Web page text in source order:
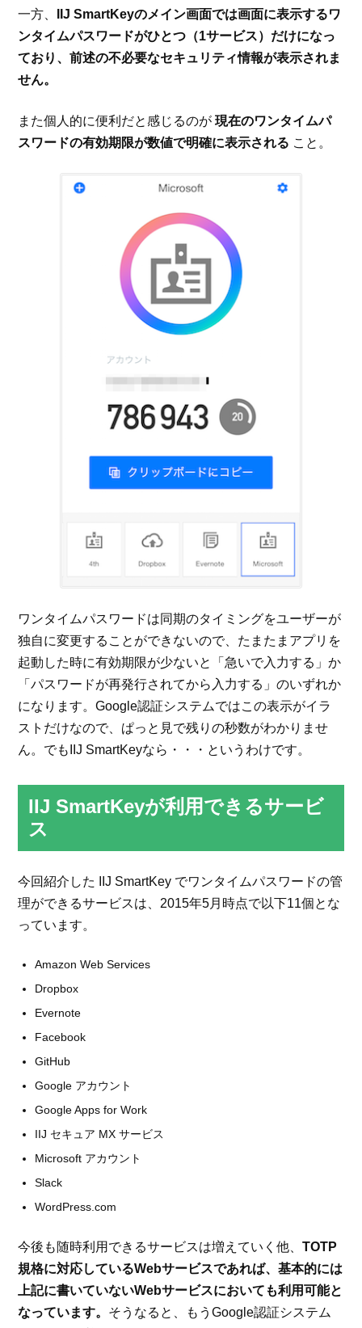
一方、
IIJ SmartKeyのメイン画面では画面に表示するワ
ンタイムパスワードがひとつ（1サービス）だけになっ
ており、前述の不必要なセキュリティ情報が表示されま
せん。
また個人的に便利だと感じるのが現在のワンタイムパ
スワードの有効期限が数値で明確に表示される こと。
ワンタイムパスワードは同期のタイミングをユーザーが
独自に変更することができないので、たまたまアプリを
起動した時に有効期限が少ないと「急いで入力する」か
「パスワードが再発行されてから入力する」のいずれか
になります。Google認証システムではこの表示がイラ
ストだけなので、ぱっと見で残りの秒数がわかりませ
ん。でもIIJ SmartKeyなら・・・というわけです。
IIJ SmartKeyが利用できるサービ
ス
今回紹介した IIJ SmartKey でワンタイムパスワードの管
理ができるサービスは、2015年5月時点で以下11個とな
っています。
Amazon Web Services
Dropbox
Evernote
Facebook
GitHub
Google アカウント
Google Apps for Work
IIJ セキュア MX サービス
Microsoft アカウント
Slack
WordPress.com
今後も随時利用できるサービスは増えていく他、TOTP
規格に対応しているWebサービスであれば、基本的には
上記に書いていないWebサービスにおいても利用可能と
なっています。 そうなると、もうGoogle認証システム